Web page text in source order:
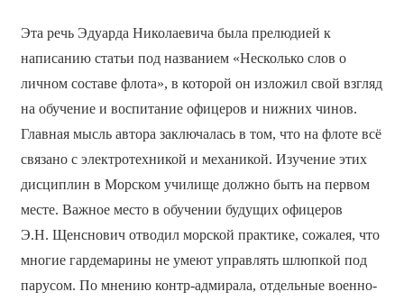
Эта речь Эдуарда Николаевича была прелюдией к
написанию статьи под названием «Несколько слов о
личном составе флота», в которой он изложил свой взгляд
на обучение и воспитание офицеров и нижних чинов.
Главная мысль автора заключалась в том, что на флоте всё
связано с электротехникой и механикой. Изучение этих
дисциплин в Морском училище должно быть на первом
месте. Важное место в обучении будущих офицеров
Э.Н. Щенснович отводил морской практике, сожалея, что
многие гардемарины не умеют управлять шлюпкой под
парусом. По мнению контр-адмирала, отдельные военно-